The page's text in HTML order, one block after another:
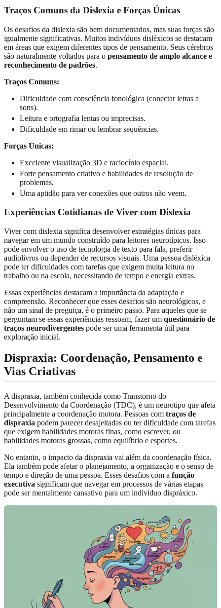
Traços Comuns da Dislexia e Forças Únicas
Os desafios da dislexia são bem documentados, mas suas forças são
igualmente significativas. Muitos indivíduos disléxicos se destacam
em áreas que exigem diferentes tipos de pensamento. Seus cérebros
são naturalmente voltados para o pensamento de amplo alcance e
reconhecimento de padrões.
Traços Comuns:
Dificuldade com consciência fonológica (conectar letras a
sons).
Leitura e ortografia lentas ou imprecisas.
Dificuldade em rimar ou lembrar sequências.
Forças Únicas:
Excelente visualização 3D e raciocínio espacial.
Forte pensamento criativo e habilidades de resolução de
problemas.
Uma aptidão para ver conexões que outros não veem.
Experiências Cotidianas de Viver com Dislexia
Viver com dislexia significa desenvolver estratégias únicas para
navegar em um mundo construído para leitores neurotípicos. Isso
pode envolver o uso de tecnologia de texto para fala, preferir
audiolivros ou depender de recursos visuais. Uma pessoa disléxica
pode ter dificuldades com tarefas que exigem muita leitura no
trabalho ou na escola, necessitando de tempo e energia extras.
Essas experiências destacam a importância da adaptação e
compreensão. Reconhecer que esses desafios são neurológicos, e
não um sinal de preguiça, é o primeiro passo. Para aqueles que se
perguntam se essas experiências ressoam, fazer um questionário de
traços neurodivergentes pode ser uma ferramenta útil para
exploração inicial.
Dispraxia: Coordenação, Pensamento e
Vias Criativas
A dispraxia, também conhecida como Transtorno do
Desenvolvimento da Coordenação (TDC), é um neurotipo que afeta
principalmente a coordenação motora. Pessoas com traços de
dispraxia podem parecer desajeitadas ou ter dificuldade com tarefas
que exigem habilidades motoras finas, como escrever, ou
habilidades motoras grossas, como equilíbrio e esportes.
No entanto, o impacto da dispraxia vai além da coordenação física.
Ela também pode afetar o planejamento, a organização e o senso de
tempo e direção de uma pessoa. Esses desafios com a função
executiva significam que navegar em processos de várias etapas
pode ser mentalmente cansativo para um indivíduo dispráxico.